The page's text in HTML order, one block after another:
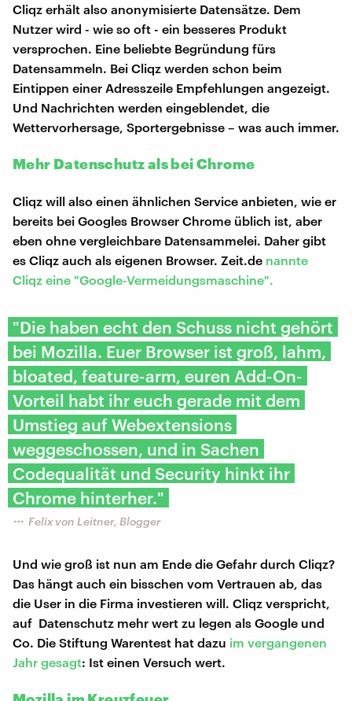
Cliqz erhält also anonymisierte Datensätze. Dem
Nutzer wird - wie so oft - ein besseres Produkt
versprochen. Eine beliebte Begründung fürs
Datensammeln. Bei Cliqz werden schon beim
Eintippen einer Adresszeile Empfehlungen angezeigt.
Und Nachrichten werden eingeblendet, die
Wettervorhersage, Sportergebnisse – was auch immer.
Mehr Datenschutz als bei Chrome
Cliqz will also einen ähnlichen Service anbieten, wie er
bereits bei Googles Browser Chrome üblich ist, aber
eben ohne vergleichbare Datensammelei. Daher gibt
es Cliqz auch als eigenen Browser. Zeit.de nannte
Cliqz eine "Google-Vermeidungsmaschine".
"Die haben echt den Schuss nicht gehört
bei Mozilla. Euer Browser ist groß, lahm,
bloated, feature-arm, euren Add-On-
Vorteil habt ihr euch gerade mit dem
Umstieg auf Webextensions
weggeschossen, und in Sachen
Codequalität und Security hinkt ihr
Chrome hinterher."
Felix von Leitner, Blogger
Und wie groß ist nun am Ende die Gefahr durch Cliqz?
Das hängt auch ein bisschen vom Vertrauen ab, das
die User in die Firma investieren will. Cliqz verspricht,
auf Datenschutz mehr wert zu legen als Google und
Co. Die Stiftung Warentest hat dazu im vergangenen
Jahr gesagt: Ist einen Versuch wert.